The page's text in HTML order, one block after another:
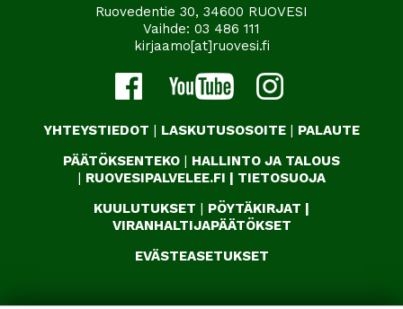
Ruovedentie 30, 34600 RUOVESI
Vaihde: 03 486 111
kirjaamo[at]ruovesi.fi
YHTEYSTIEDOT | LASKUTUSOSOITE | PALAUTE
PÄÄTÖKSENTEKO | HALLINTO JA TALOUS
| RUOVESIPALVELEE.FI | TIETOSUOJA
KUULUTUKSET | PÖYTÄKIRJAT |
VIRANHALTIJAPÄÄTÖKSET
EVÄSTEASETUKSET